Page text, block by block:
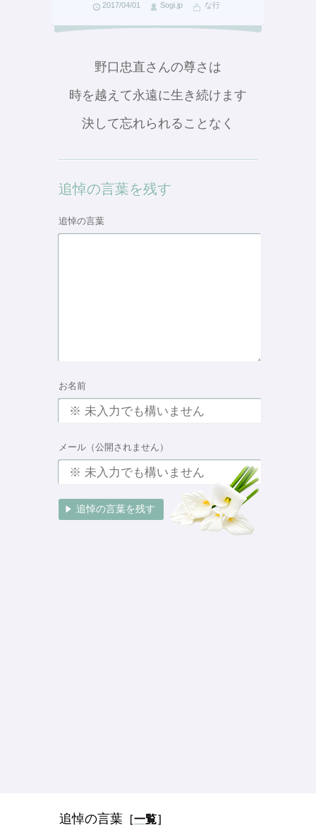
2017/04/01 Sogi.jp な行
野口忠直さんの尊さは
時を越えて永遠に生き続けます
決して忘れられることなく
追悼の言葉を残す
追悼の言葉
お名前
メール（公開されません）
追悼の言葉 ［一覧］